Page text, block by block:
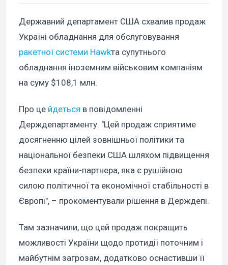
Державний департамент США схвалив продаж
Україні обладнання для обслуговування
ракетної системи Hawkта супутнього
обладнання іноземним військовим компаніям
на суму $108,1 млн.
Про це йдеться в повідомленні
Держдепартаменту. "Цей продаж сприятиме
досягненню цілей зовнішньої політики та
національної безпеки США шляхом підвищення
безпеки країни-партнера, яка є рушійною
силою політичної та економічної стабільності в
Європі", – прокоментували рішення в Держдепі.
Там зазначили, що цей продаж покращить
можливості України щодо протидії поточним і
майбутнім загрозам, додатково оснастивши її